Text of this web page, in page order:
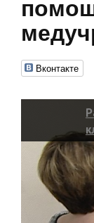
Вконтакте